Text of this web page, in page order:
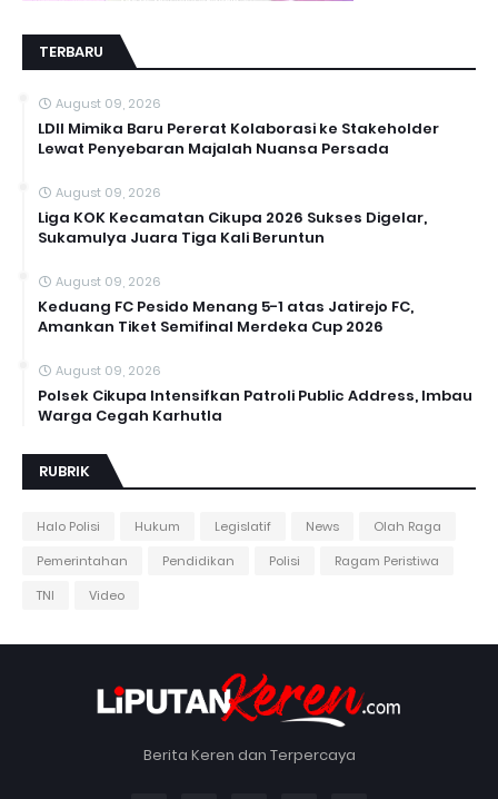
TERBARU
August 09, 2026
LDII Mimika Baru Pererat Kolaborasi ke Stakeholder
Lewat Penyebaran Majalah Nuansa Persada
August 09, 2026
Liga KOK Kecamatan Cikupa 2026 Sukses Digelar,
Sukamulya Juara Tiga Kali Beruntun
August 09, 2026
Keduang FC Pesido Menang 5-1 atas Jatirejo FC,
Amankan Tiket Semifinal Merdeka Cup 2026
August 09, 2026
Polsek Cikupa Intensifkan Patroli Public Address, Imbau
Warga Cegah Karhutla
RUBRIK
Halo Polisi Hukum Legislatif News
Olah Raga
Pemerintahan
Pendidikan Polisi
Ragam Peristiwa
TNI
Video
Berita Keren dan Terpercaya